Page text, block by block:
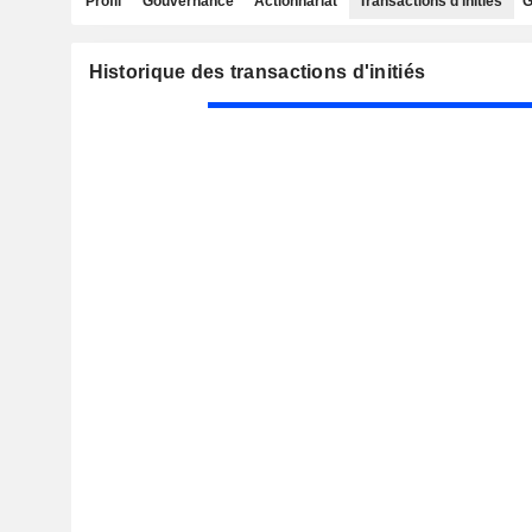
Historique des transactions d'initiés